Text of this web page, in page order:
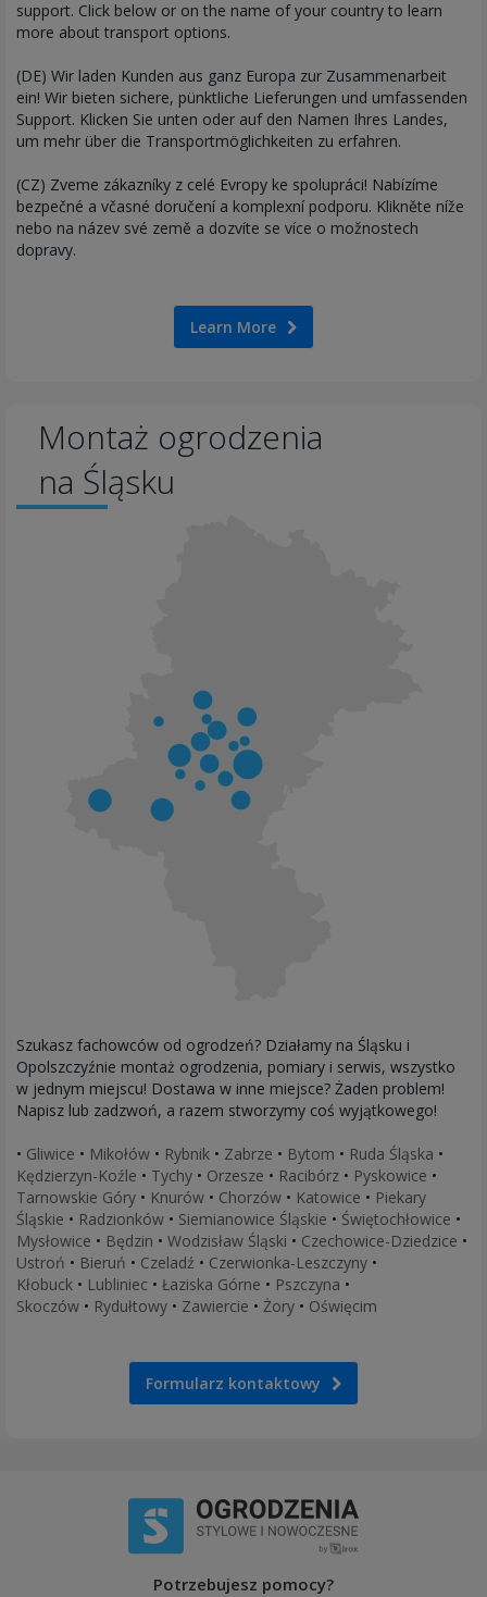
support. Click below or on the name of your country to learn
more about transport options.
(DE) Wir laden Kunden aus ganz Europa zur Zusammenarbeit
ein! Wir bieten sichere, pünktliche Lieferungen und umfassenden
Support. Klicken Sie unten oder auf den Namen Ihres Landes,
um mehr über die Transportmöglichkeiten zu erfahren.
(CZ) Zveme zákazníky z celé Evropy ke spolupráci! Nabízíme
bezpečné a včasné doručení a komplexní podporu. Klikněte níže
nebo na název své země a dozvíte se více o možnostech
dopravy.
Learn More
Montaż ogrodzenia
na Śląsku
Szukasz fachowców od ogrodzeń? Działamy na Śląsku i
Opolszczyźnie montaż ogrodzenia, pomiary i serwis, wszystko
w jednym miejscu! Dostawa w inne miejsce? Żaden problem!
Napisz lub zadzwoń, a razem stworzymy coś wyjątkowego!
• Gliwice • Mikołów • Rybnik • Zabrze • Bytom • Ruda Śląska •
Kędzierzyn-Koźle • Tychy • Orzesze • Racibórz • Pyskowice •
Tarnowskie Góry • Knurów • Chorzów • Katowice • Piekary
Śląskie • Radzionków • Siemianowice Śląskie • Świętochłowice •
Mysłowice • Będzin • Wodzisław Śląski • Czechowice-Dziedzice •
Ustroń • Bieruń • Czeladź • Czerwionka-Leszczyny •
Kłobuck • Lubliniec • Łaziska Górne • Pszczyna •
Skoczów • Rydułtowy • Zawiercie • Żory • Oświęcim
Formularz kontaktowy
Potrzebujesz pomocy?